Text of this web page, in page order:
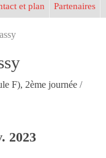
et plan Partenaires
F), 2ème journée /
2023